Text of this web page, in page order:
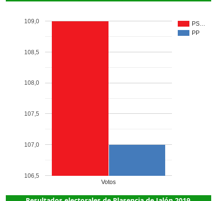
PS…
PP
Votos
106,5
107,0
107,5
108,0
108,5
109,0